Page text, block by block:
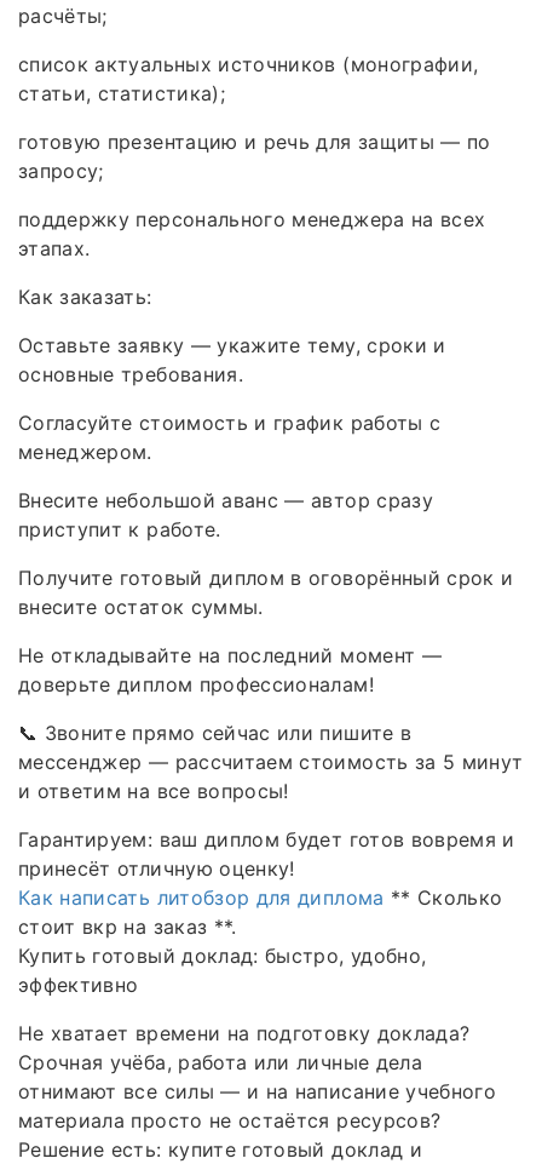
расчёты;
список актуальных источников (монографии,
статьи, статистика);
готовую презентацию и речь для защиты — по
запросу;
поддержку персонального менеджера на всех
этапах.
Как заказать:
Оставьте заявку — укажите тему, сроки и
основные требования.
Согласуйте стоимость и график работы с
менеджером.
Внесите небольшой аванс — автор сразу
приступит к работе.
Получите готовый диплом в оговорённый срок и
внесите остаток суммы.
Не откладывайте на последний момент —
доверьте диплом профессионалам!
📞 Звоните прямо сейчас или пишите в
мессенджер — рассчитаем стоимость за 5 минут
и ответим на все вопросы!
Гарантируем: ваш диплом будет готов вовремя и
принесёт отличную оценку!
Как написать литобзор для диплома ** Сколько
стоит вкр на заказ **.
Купить готовый доклад: быстро, удобно,
эффективно
Не хватает времени на подготовку доклада?
Срочная учёба, работа или личные дела
отнимают все силы — и на написание учебного
материала просто не остаётся ресурсов?
Решение есть: купите готовый доклад и